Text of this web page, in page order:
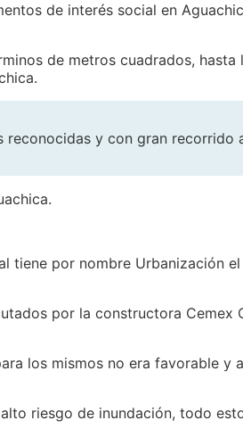
de interés social en
de metros cuadrados,
y con gran recorrido
tiene por nombre Urbanización
por la constructora Cemex
los mismos no era favorable y
riesgo de inundación, todo